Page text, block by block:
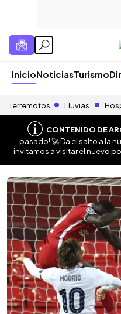
InicioNoticiasTurismo
Terremotos Lluvias
CONTENIDO DE
pasado! 🚀 Da el salto a la
invitamos a visitar el nuevo